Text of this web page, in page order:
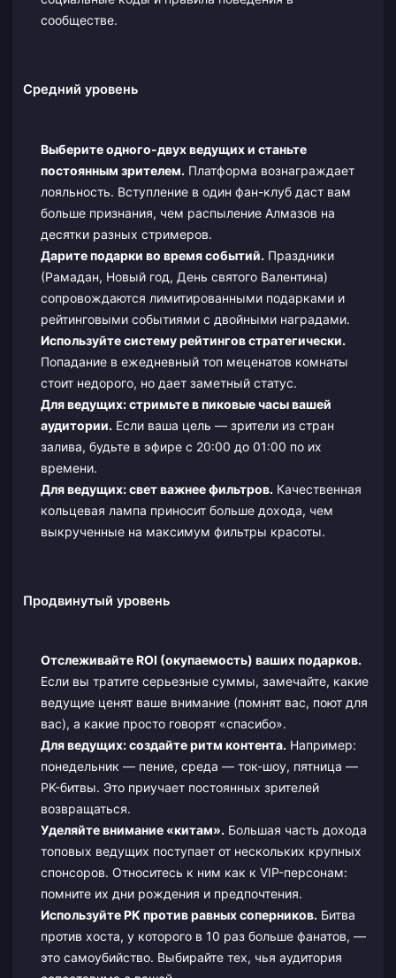
сообществе.
Средний уровень
Выберите одного-двух ведущих и станьте
постоянным зрителем. Платформа вознаграждает
лояльность. Вступление в один фан-клуб даст вам
больше признания, чем распыление Алмазов на
десятки разных стримеров.
Дарите подарки во время событий. Праздники
(Рамадан, Новый год, День святого Валентина)
сопровождаются лимитированными подарками и
рейтинговыми событиями с двойными наградами.
Используйте систему рейтингов стратегически.
Попадание в ежедневный топ меценатов комнаты
стоит недорого, но дает заметный статус.
Для ведущих: стримьте в пиковые часы вашей
аудитории. Если ваша цель — зрители из стран
залива, будьте в эфире с 20:00 до 01:00 по их
времени.
Для ведущих: свет важнее фильтров. Качественная
кольцевая лампа приносит больше дохода, чем
выкрученные на максимум фильтры красоты.
Продвинутый уровень
Отслеживайте ROI (окупаемость) ваших подарков.
Если вы тратите серьезные суммы, замечайте, какие
ведущие ценят ваше внимание (помнят вас, поют для
вас), а какие просто говорят «спасибо».
Для ведущих: создайте ритм контента. Например:
понедельник — пение, среда — ток-шоу, пятница —
PK-битвы. Это приучает постоянных зрителей
возвращаться.
Уделяйте внимание «китам». Большая часть дохода
топовых ведущих поступает от нескольких крупных
спонсоров. Относитесь к ним как к VIP-персонам:
помните их дни рождения и предпочтения.
Используйте PK против равных соперников. Битва
против хоста, у которого в 10 раз больше фанатов, —
это самоубийство. Выбирайте тех, чья аудитория